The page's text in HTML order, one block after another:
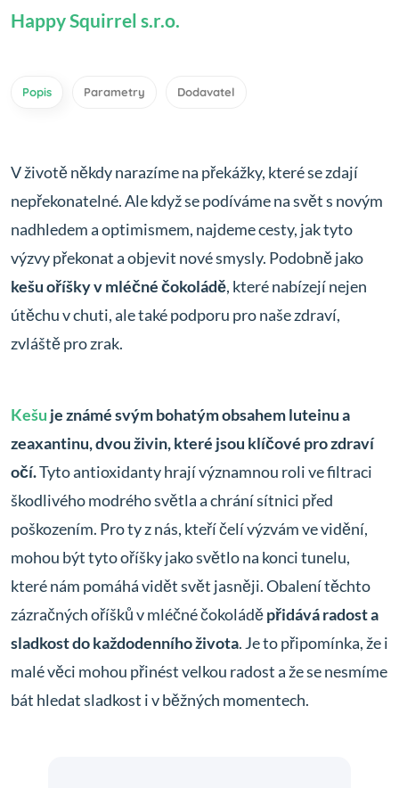
Happy Squirrel s.r.o.
Popis Parametry Dodavatel
V životě někdy narazíme na překážky, které se zdají
nepřekonatelné. Ale když se podíváme na svět s novým
nadhledem a optimismem, najdeme cesty, jak tyto
výzvy překonat a objevit nové smysly. Podobně jako
kešu oříšky v mléčné čokoládě, které nabízejí nejen
útěchu v chuti, ale také podporu pro naše zdraví,
zvláště pro zrak.
Kešu je známé svým bohatým obsahem luteinu a
zeaxantinu, dvou živin, které jsou klíčové pro zdraví
očí.Tyto antioxidanty hrají významnou roli ve filtraci
škodlivého modrého světla a chrání sítnici před
poškozením. Pro ty z nás, kteří čelí výzvám ve vidění,
mohou být tyto oříšky jako světlo na konci tunelu,
které nám pomáhá vidět svět jasněji. Obalení těchto
zázračných oříšků v mléčné čokoláděpřidává radost a
sladkost do každodenního života. Je to připomínka, že i
malé věci mohou přinést velkou radost a že se nesmíme
bát hledat sladkost i v běžných momentech.